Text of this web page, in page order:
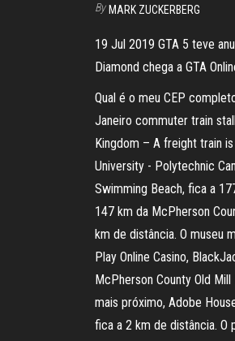
By MARK ZUCKERBERG
19 Jul 2019 GTA 5 teve
Diamond chega a GTA
Qual é o meu CEP
Janeiro commuter train
Kingdom – A freight train
University - Polytechnic
Swimming Beach, fica a
147 km da McPherson
km de distância. O museu
Play Online Casino,
McPherson County Old
mais próximo, Adobe
fica a 2 km de distância. O